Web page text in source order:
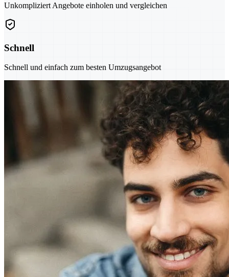
Unkompliziert Angebote einholen und vergleichen
Schnell
Schnell und einfach zum besten Umzugsangebot